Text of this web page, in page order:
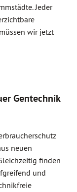
Jeder
wir jetzt
Gentechnik
neuen
finden
und